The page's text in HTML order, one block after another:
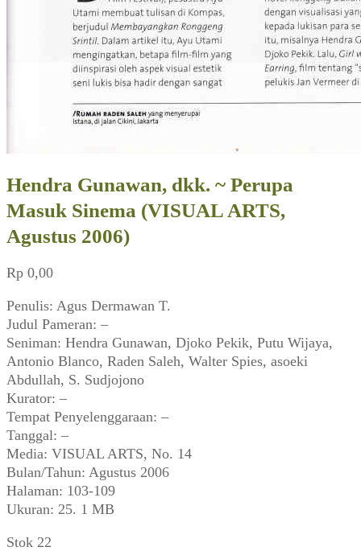
Hendra Gunawan, dkk. ~ Perupa
Masuk Sinema (VISUAL ARTS,
Agustus 2006)
Rp 0,00
Penulis: Agus Dermawan T.
Judul Pameran: –
Seniman: Hendra Gunawan, Djoko Pekik, Putu Wijaya,
Antonio Blanco, Raden Saleh, Walter Spies, asoeki
Abdullah, S. Sudjojono
Kurator: –
Tempat Penyelenggaraan: –
Tanggal: –
Media: VISUAL ARTS, No. 14
Bulan/Tahun: Agustus 2006
Halaman: 103-109
Ukuran: 25. 1 MB
Stok 22